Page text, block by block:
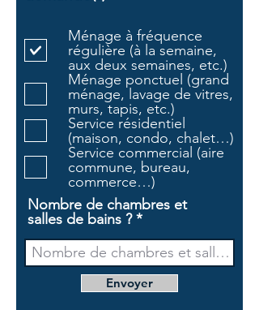
g
a
t
o
i
r
e
Ménage à fréquence
régulière (à la semaine,
aux deux semaines, etc.)
Ménage ponctuel (grand
ménage, lavage de vitres,
murs, tapis, etc.)
Service résidentiel
(maison, condo, chalet…)
Service commercial (aire
commune, bureau,
commerce…)
Nombre de chambres et
salles de bains ?
Envoyer